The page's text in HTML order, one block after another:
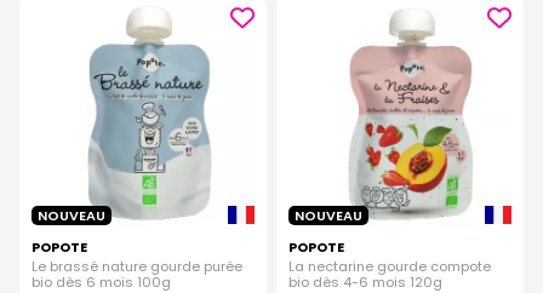
NOUVEAU
POPOTE
Le brassé nature gourde purée
bio dès 6 mois 100g
NOUVEAU
POPOTE
La nectarine gourde compote
bio dès 4-6 mois 120g